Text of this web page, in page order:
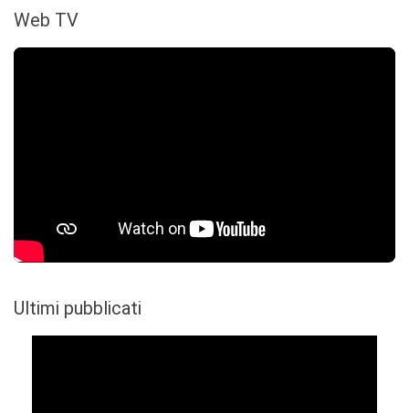
Web TV
Ultimi pubblicati